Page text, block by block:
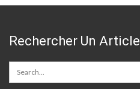
Rechercher Un Article